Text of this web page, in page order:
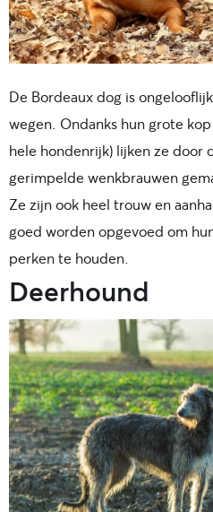
De Bordeaux dog is
wegen. Ondanks hun grote
hele hondenrijk) lijken ze door
gerimpelde wenkbrauwen
Ze zijn ook heel trouw en
goed worden opgevoed om
perken te houden.
Deerhound